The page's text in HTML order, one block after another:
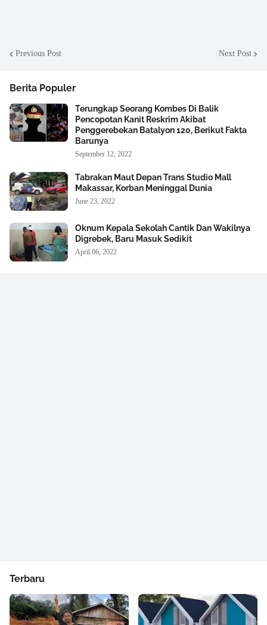
Previous Post Next Post
Berita Populer
Terungkap Seorang Kombes Di Balik
Pencopotan Kanit Reskrim Akibat
Penggerebekan Batalyon 120, Berikut Fakta
Barunya
September 12, 2022
Tabrakan Maut Depan Trans Studio Mall
Makassar, Korban Meninggal Dunia
June 23, 2022
Oknum Kepala Sekolah Cantik Dan Wakilnya
Digrebek, Baru Masuk Sedikit
April 06, 2022
Terbaru